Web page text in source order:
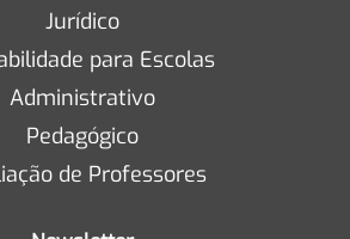
Jurídico
para Escolas
Administrativo
Pedagógico
de Professores